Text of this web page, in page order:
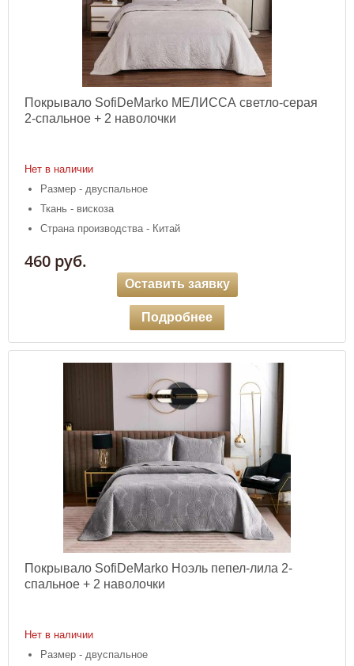
Покрывало SofiDeMarko МЕЛИССА светло-серая
2-спальное + 2 наволочки
Нет в наличии
Размер - двуспальное
Ткань - вискоза
Страна производства - Китай
460 руб.
Оставить заявку
Подробнее
Покрывало SofiDeMarko Ноэль пепел-лила 2-
спальное + 2 наволочки
Нет в наличии
Размер - двуспальное